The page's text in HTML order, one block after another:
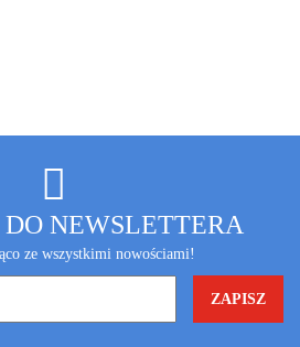
NEWSLETTERA
ze wszystkimi nowościami!